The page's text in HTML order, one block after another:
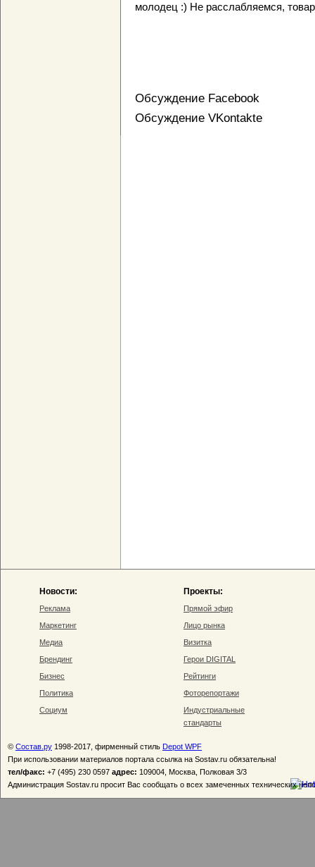
молодец :) Не расслабляемся,
Обсуждение Facebook
Обсуждение VKontakte
Новости:
Реклама
Маркетинг
Медиа
Брендинг
Бизнес
Политика
Социум
Проекты:
Прямой эфир
Лицо рынка
Визитка
Герои DIGITAL
Рейтинги
Фоторепортажи
Индустриальные
стандарты
© Состав.ру 1998-2017, фирменный стиль Depot WPF
При использовании материалов портала ссылка на Sostav.ru обязательна!
тел/факс: +7 (495) 230 0597 адрес: 109004, Москва, Полковая 3/3
Администрация Sostav.ru просит Вас сообщать о всех замеченных технических